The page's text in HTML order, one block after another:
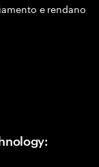
e rendano